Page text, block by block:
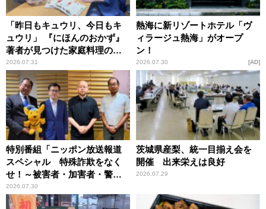
「昨日もキュウリ、今日もキ
ュウリ」 『にほんのおかず』
著者が見つけた家庭料理の知
恵
2026.07.31
熱海に新リゾートホテル「ヴ
ィラージュ熱海」がオープ
ン！
2026.07.30 AD
特別番組「ニッポン放送報道
スペシャル 特殊詐欺をなく
せ！～被害者・加害者・警視
庁が語るトクリュウの実態
～」放送
2026.07.30
茨城県産梨、統一目揃え会を
開催 出来栄えは良好
2026.07.29